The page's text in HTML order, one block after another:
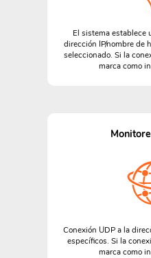
El sistema establece
dirección IP/nombre de
seleccionado. Si la
marca como
Conexión UDP a la
específicos. Si la
marca como